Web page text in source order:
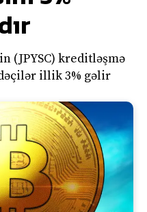
(JPYSC) kreditləşmə
illik 3% gəlir